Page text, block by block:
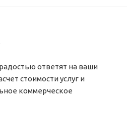
ответят на ваши
стоимости услуг и
коммерческое